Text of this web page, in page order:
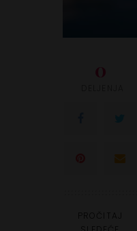
0
PROČITAJ